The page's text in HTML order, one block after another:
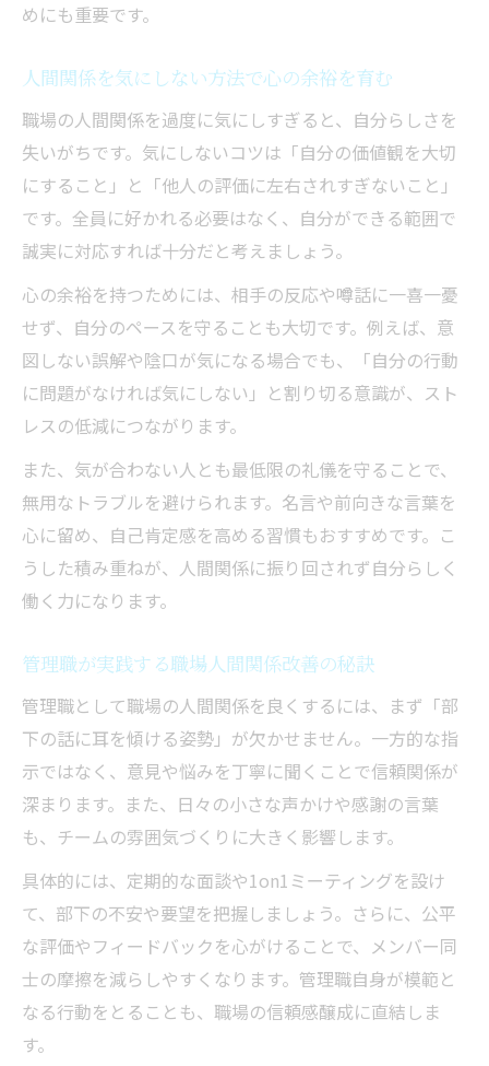
めにも重要です。
人間関係を気にしない方法で心の余裕を育む
職場の人間関係を過度に気にしすぎると、自分らしさを
失いがちです。気にしないコツは「自分の価値観を大切
にすること」と「他人の評価に左右されすぎないこと」
です。全員に好かれる必要はなく、自分ができる範囲で
誠実に対応すれば十分だと考えましょう。
心の余裕を持つためには、相手の反応や噂話に一喜一憂
せず、自分のペースを守ることも大切です。例えば、意
図しない誤解や陰口が気になる場合でも、「自分の行動
に問題がなければ気にしない」と割り切る意識が、スト
レスの低減につながります。
また、気が合わない人とも最低限の礼儀を守ることで、
無用なトラブルを避けられます。名言や前向きな言葉を
心に留め、自己肯定感を高める習慣もおすすめです。こ
うした積み重ねが、人間関係に振り回されず自分らしく
働く力になります。
管理職が実践する職場人間関係改善の秘訣
管理職として職場の人間関係を良くするには、まず「部
下の話に耳を傾ける姿勢」が欠かせません。一方的な指
示ではなく、意見や悩みを丁寧に聞くことで信頼関係が
深まります。また、日々の小さな声かけや感謝の言葉
も、チームの雰囲気づくりに大きく影響します。
具体的には、定期的な面談や1on1ミーティングを設け
て、部下の不安や要望を把握しましょう。さらに、公平
な評価やフィードバックを心がけることで、メンバー同
士の摩擦を減らしやすくなります。管理職自身が模範と
なる行動をとることも、職場の信頼感醸成に直結しま
す。